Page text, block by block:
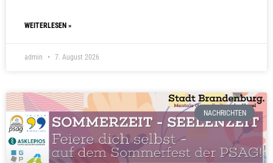
WEITERLESEN »
admin 7. August 2026
NACHRICHTEN